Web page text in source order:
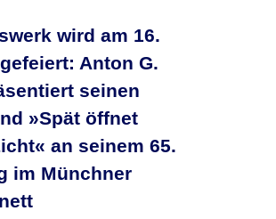
wird am 16.
Anton G.
seinen
»Spät öffnet
an seinem 65.
im Münchner